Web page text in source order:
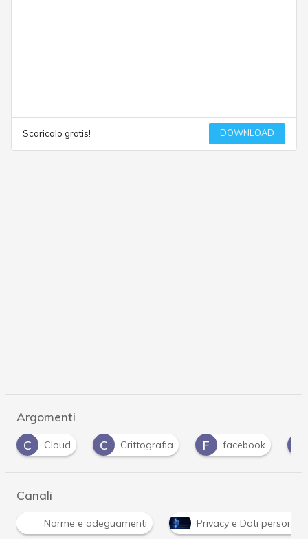
Scaricalo gratis! DOWNLOAD
Argomenti
Cloud C Crittografia F facebook U
Canali
Norme e adeguamenti Privacy e Dati personali